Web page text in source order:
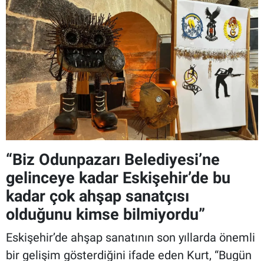
“Biz Odunpazarı Belediyesi’ne
gelinceye kadar Eskişehir’de bu
kadar çok ahşap sanatçısı
olduğunu kimse bilmiyordu”
Eskişehir’de ahşap sanatının son yıllarda önemli
bir gelişim gösterdiğini ifade eden Kurt, “Bugün